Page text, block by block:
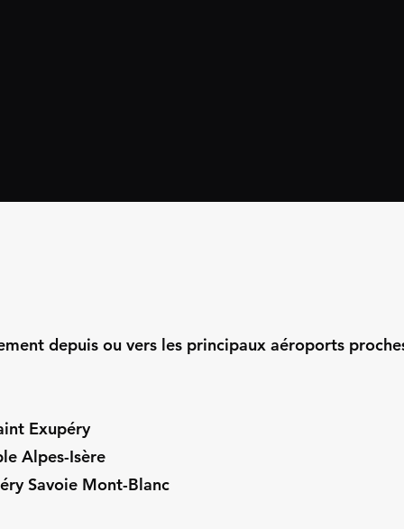
depuis ou vers les principaux aéroports
Exupéry
Alpes-Isère
Savoie Mont-Blanc